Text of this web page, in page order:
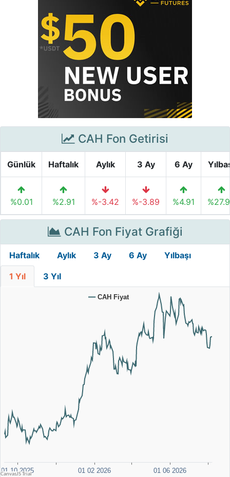
CAH Fon Getirisi
Günlük Haftalık Aylık 3 Ay 6 Ay
%0.01 %2.91 %-3.42 %-3.89 %4.91
CAH Fon Fiyat Grafiği
Haftalık Aylık 3 Ay 6 Ay Yılbaşı
1 Yıl 3 Yıl